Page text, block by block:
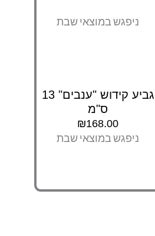
ניפגש במוצאי שבת
גביע קידוש "ענבים" 13
ס"מ
₪168.00
ניפגש במוצאי שבת